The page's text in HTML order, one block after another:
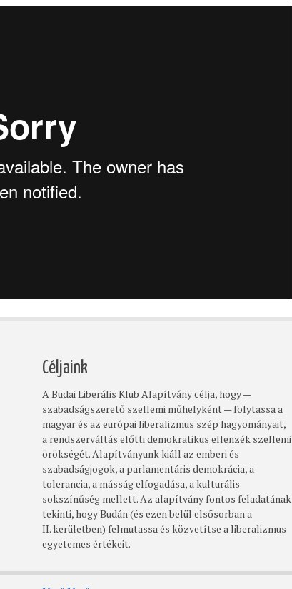
Céljaink
A Budai Liberális Klub Alapítvány célja, hogy —
szabadságszerető szellemi műhelyként — folytassa a
magyar és az európai liberalizmus szép hagyományait,
a rendszerváltás előtti demokratikus ellenzék szellemi
örökségét. Alapítványunk kiáll az emberi és
szabadságjogok, a parlamentáris demokrácia, a
tolerancia, a másság elfogadása, a kulturális
sokszínűség mellett. Az alapítvány fontos feladatának
tekinti, hogy Budán (és ezen belül elsősorban a
II. kerületben) felmutassa és közvetítse a liberalizmus
egyetemes értékeit.